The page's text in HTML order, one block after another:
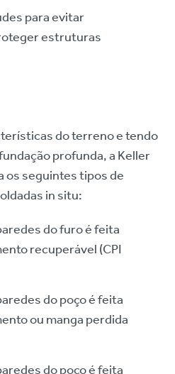
para evitar
estruturas
do terreno e tendo
profunda, a Keller
seguintes tipos de
in situ:
do furo é feita
recuperável (CPI
do poço é feita
ou manga perdida